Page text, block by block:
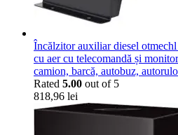
Încălzitor auxiliar diesel
cu aer cu telecomandă și
camion, barcă, autobuz,
Rated 5.00 out of 5
818,96 lei